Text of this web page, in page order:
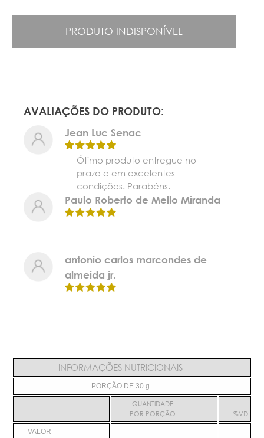
PRODUTO INDISPONÍVEL
AVALIAÇÕES DO PRODUTO:
Jean Luc Senac
Ótimo produto entregue no
prazo e em excelentes
condições. Parabéns.
Paulo Roberto de Mello Miranda
antonio carlos marcondes de
almeida jr.
INFORMAÇÕES NUTRICIONAIS
PORÇÃO DE 30 g
QUANTIDADE
POR PORÇÃO
%VD
VALOR